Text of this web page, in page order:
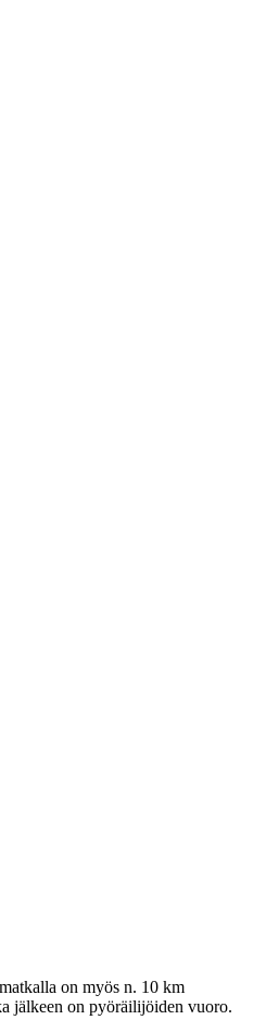
on myös n. 10 km
jälkeen on pyöräilijöiden vuoro.